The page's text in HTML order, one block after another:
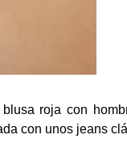
roja con
con unos jeans